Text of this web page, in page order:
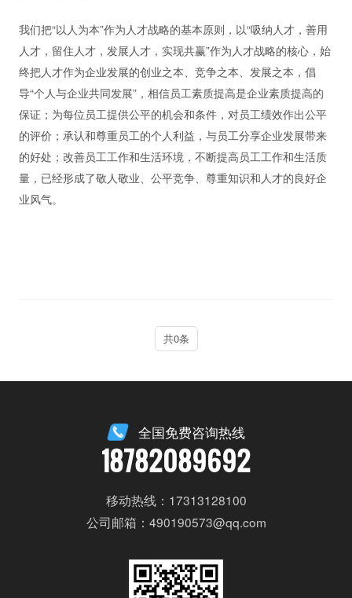
我们把“以人为本”作为人才战略的基本原则，以“吸纳人才，善用
人才，留住人才，发展人才，实现共赢”作为人才战略的核心，始
终把人才作为企业发展的创业之本、竞争之本、发展之本，倡
导“个人与企业共同发展”，相信员工素质提高是企业素质提高的
保证；为每位员工提供公平的机会和条件，对员工绩效作出公平
的评价；承认和尊重员工的个人利益，与员工分享企业发展带来
的好处；改善员工工作和生活环境，不断提高员工工作和生活质
量，已经形成了敬人敬业、公平竞争、尊重知识和人才的良好企
业风气。
共0条
全国免费咨询热线
18782089692
移动热线：17313128100
公司邮箱：490190573@qq.com